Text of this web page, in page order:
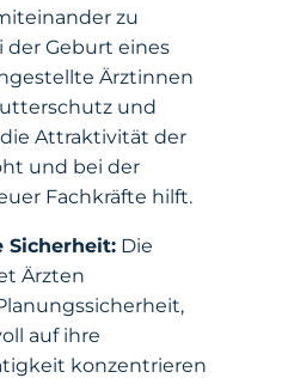
zu
der Geburt eines
Ärztinnen
und
Attraktivität der
und bei der
Fachkräfte hilft.
Die
Ärzten
auf ihre
konzentrieren